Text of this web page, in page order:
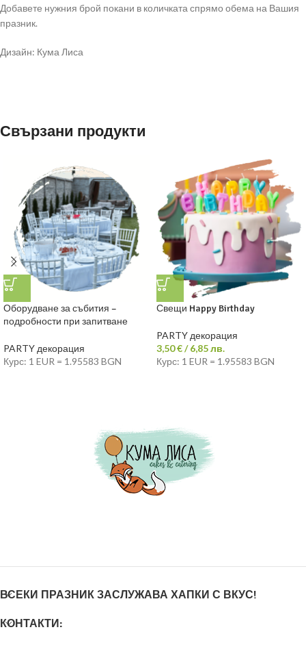
Добавете нужния брой покани в количката спрямо обема на Вашия
празник.
Дизайн: Кума Лиса
Свързани продукти
Оборудване за събития –
подробности при запитване
PARTY декорация
Курс: 1 EUR = 1.95583 BGN
Свещи Happy Birthday
PARTY декорация
3,50€/ 6,85 лв.
Курс: 1 EUR = 1.95583 BGN
ВСЕКИ ПРАЗНИК ЗАСЛУЖАВА ХАПКИ С ВКУС!
КОНТАКТИ: